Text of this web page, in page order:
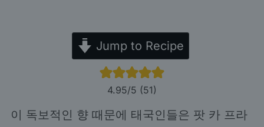
Jump to Recipe
4.95/5 (51)
이 독보적인 향 때문에 태국인들은 팟 카 프라